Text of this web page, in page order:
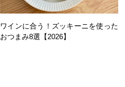
ワインに合う！ズッキーニを使った
おつまみ8選【2026】